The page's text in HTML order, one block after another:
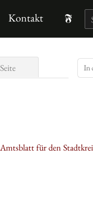
Kontakt
Seite
für den